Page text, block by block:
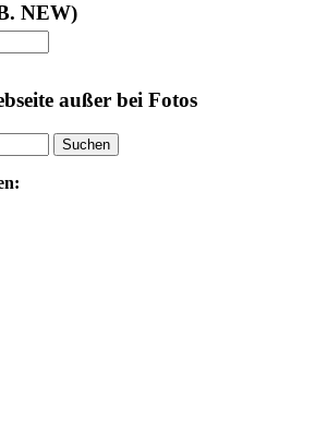
NEW)
außer bei Fotos